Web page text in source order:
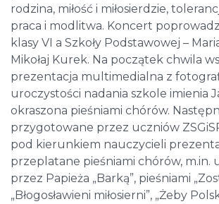
rodzina, miłość i miłosierdzie,
praca i modlitwa. Koncert
klasy VI a Szkoły Podstawowej –
Mikołaj Kurek. Na początek chwila
prezentacja multimedialna z
uroczystości nadania szkole imienia
okraszona pieśniami chórów.
przygotowane przez uczniów
pod kierunkiem nauczycieli
przeplatane pieśniami chórów, m.in.
przez Papieża „Barką”, pieśniami
„Błogosławieni miłosierni”, „Żeby